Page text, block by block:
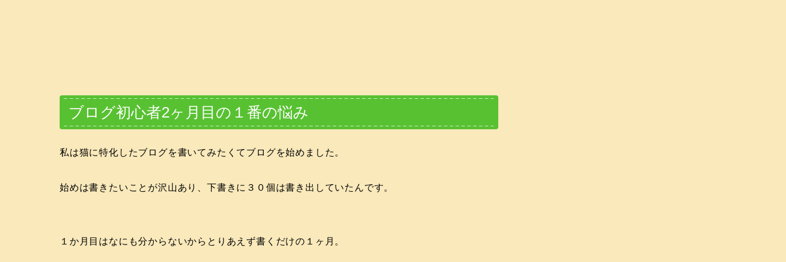
ブログ初心者2ヶ月目の１番の悩み
私は猫に特化したブログを書いてみたくてブログを始めました。
始めは書きたいことが沢山あり、下書きに３０個は書き出していたんです。
１か月目はなにも分からないからとりあえず書くだけの１ヶ月。